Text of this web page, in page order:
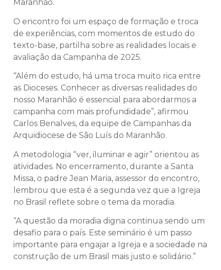
Maranhão.
O encontro foi um espaço de formação e troca
de experiências, com momentos de estudo do
texto-base, partilha sobre as realidades locais e
avaliação da Campanha de 2025.
“Além do estudo, há uma troca muito rica entre
as Dioceses. Conhecer as diversas realidades do
nosso Maranhão é essencial para abordarmos a
campanha com mais profundidade”, afirmou
Carlos Benalves, da equipe de Campanhas da
Arquidiocese de São Luís do Maranhão.
A metodologia “ver, iluminar e agir” orientou as
atividades. No encerramento, durante a Santa
Missa, o padre Jean Maria, assessor do encontro,
lembrou que esta é a segunda vez que a Igreja
no Brasil reflete sobre o tema da moradia.
“A questão da moradia digna continua sendo um
desafio para o país. Este seminário é um passo
importante para engajar a Igreja e a sociedade na
construção de um Brasil mais justo e solidário.”